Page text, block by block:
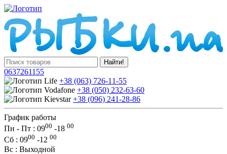
Найти!
0637261155
+38 (063) 726-11-55
+38 (050) 232-63-60
+38 (096) 241-28-86
График работы
Пн - Пт : 0900 -18 00
Сб : 0900 -12 00
Вс : Выходной